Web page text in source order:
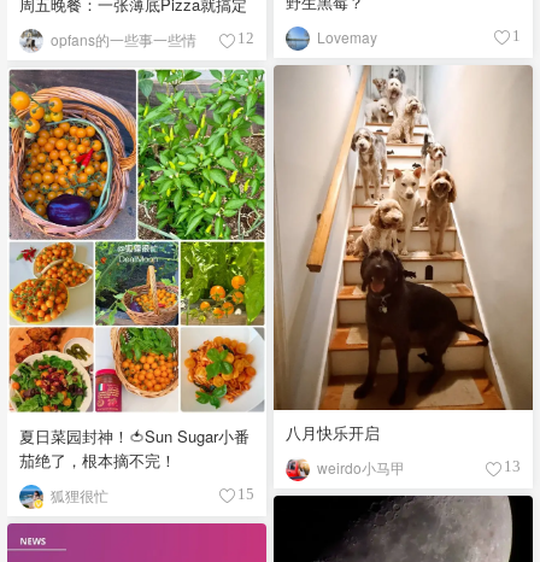
Lovemay 1
周五晚餐：一张薄底Pizza就搞定
opfans的一些事一些情 12
八月快乐开启
weirdo小马甲 13
夏日菜园封神！🍅Sun Sugar小番
茄绝了，根本摘不完！
狐狸很忙 15